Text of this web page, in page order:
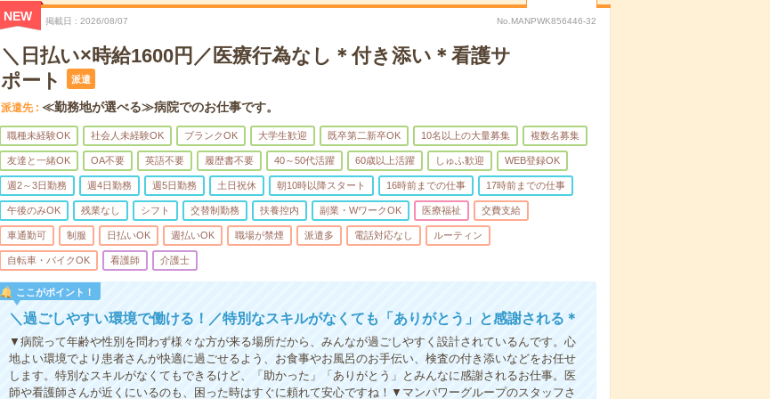
NEW 掲載日 2026/08/07 No.MANPWK856446-32
＼日払い×時給1600円／医療行為なし＊付き添い＊看護サ
ポート
派遣
派遣先 ≪勤務地が選べる≫病院でのお仕事です。
職種未経験OK 社会人未経験OK ブランクOK 大学生歓迎 既卒第二新卒OK 10名以上の大量募集 複数名募集
友達と一緒OK OA不要 英語不要 履歴書不要 40～50代活躍 60歳以上活躍 しゅふ歓迎 WEB登録OK
週2～3日勤務 週4日勤務 週5日勤務 土日祝休 朝10時以降スタート 16時前までの仕事 17時前までの仕事
午後のみOK 残業なし シフト 交替制勤務 扶養控内 副業・WワークOK 医療福祉 交費支給
車通勤可 制服 日払いOK 週払いOK 職場が禁煙 派遣多 電話対応なし ルーティン
自転車・バイクOK 看護師 介護士
ここがポイント！
＼過ごしやすい環境で働ける！／特別なスキルがなくても「ありがとう」と感謝される＊
▼病院って年齢や性別を問わず様々な方が来る場所だから、みんなが過ごしやすく設計されているんです。心
地よい環境でより患者さんが快適に過ごせるよう、お食事やお風呂のお手伝い、検査の付き添いなどをお任せ
します。特別なスキルがなくてもできるけど、「助かった」「ありがとう」とみんなに感謝されるお仕事。医
師や看護師さんが近くにいるのも、困った時はすぐに頼れて安心ですね！▼マンパワーグループのスタッフさ